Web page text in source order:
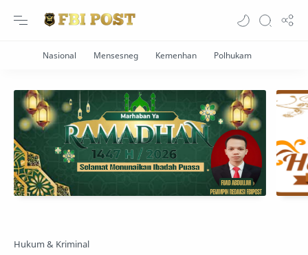
Hukum & Kriminal